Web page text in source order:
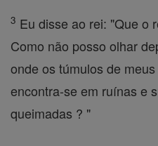
3 Eu disse ao rei: "Que o
Como não posso olhar
onde os túmulos de
encontra-se em ruínas e
queimadas ? "